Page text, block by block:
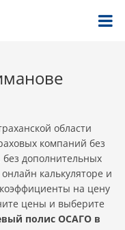
области
компаний без
дополнительных
калькуляторе и
на цену
цены и выберите
полис ОСАГО в